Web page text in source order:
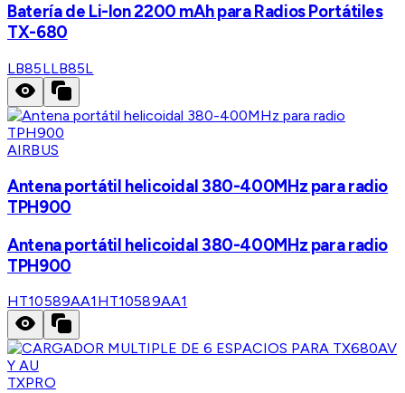
Batería de Li-lon 2200 mAh para Radios Portátiles
TX-680
LB85LLB85L
AIRBUS
Antena portátil helicoidal 380-400MHz para radio
TPH900
Antena portátil helicoidal 380-400MHz para radio
TPH900
HT10589AA1 HT10589AA1
TXPRO